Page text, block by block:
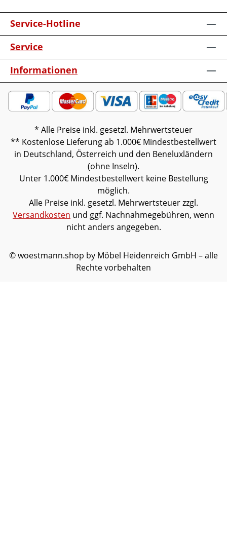
Service-Hotline
Service
Informationen
* Alle Preise inkl. gesetzl. Mehrwertsteuer
** Kostenlose Lieferung ab 1.000€ Mindestbestellwert
in Deutschland, Österreich und den Beneluxländern
(ohne Inseln).
Unter 1.000€ Mindestbestellwert keine Bestellung
möglich.
Alle Preise inkl. gesetzl. Mehrwertsteuer zzgl.
Versandkosten und ggf. Nachnahmegebühren, wenn
nicht anders angegeben.
© woestmann.shop by Möbel Heidenreich GmbH – alle
Rechte vorbehalten